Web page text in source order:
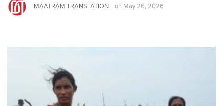
MAATRAM TRANSLATION on May 26, 2026